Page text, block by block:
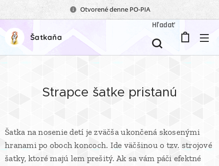
Otvorené denne PO-PIA
Šatkaňa
Hľadať
Strapce šatke pristanú
Šatka na nosenie detí je zväčša ukončená skosenými
hranami po oboch koncoch. Ide väčšinou o tzv. strojové
šatky, ktoré majú lem prešitý. Ak sa vám páči efektné